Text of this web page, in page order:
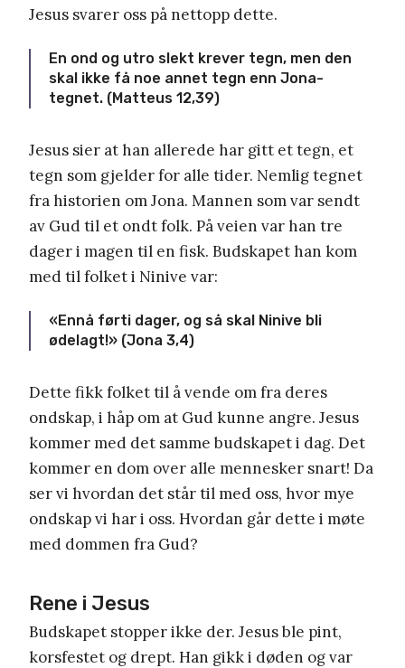
Jesus svarer oss på nettopp dette.
En ond og utro slekt krever tegn, men den
skal ikke få noe annet tegn enn Jona-
tegnet. (Matteus 12,39)
Jesus sier at han allerede har gitt et tegn, et
tegn som gjelder for alle tider. Nemlig tegnet
fra historien om Jona. Mannen som var sendt
av Gud til et ondt folk. På veien var han tre
dager i magen til en fisk. Budskapet han kom
med til folket i Ninive var:
«Ennå førti dager, og så skal Ninive bli
ødelagt!» (Jona 3,4)
Dette fikk folket til å vende om fra deres
ondskap, i håp om at Gud kunne angre. Jesus
kommer med det samme budskapet i dag. Det
kommer en dom over alle mennesker snart! Da
ser vi hvordan det står til med oss, hvor mye
ondskap vi har i oss. Hvordan går dette i møte
med dommen fra Gud?
Rene i Jesus
Budskapet stopper ikke der. Jesus ble pint,
korsfestet og drept. Han gikk i døden og var